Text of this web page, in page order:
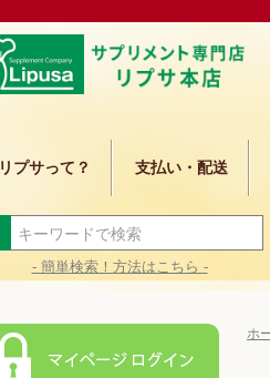
リプサって？ 支払い・配送
- 簡単検索！方法はこちら -
ホ